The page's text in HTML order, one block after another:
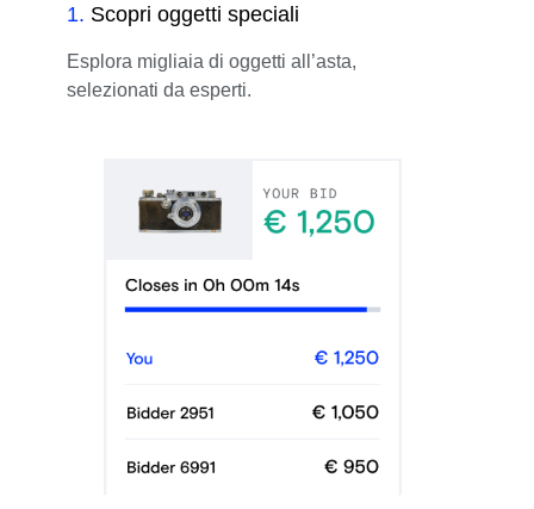
1. Scopri oggetti speciali
Esplora migliaia di oggetti all’asta,
selezionati da esperti.